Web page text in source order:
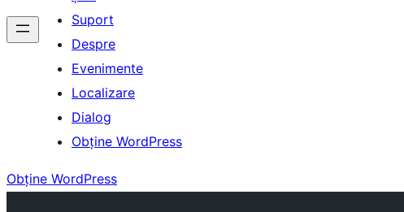
Suport
Despre
Evenimente
Localizare
Dialog
Obține WordPress
Obține WordPress